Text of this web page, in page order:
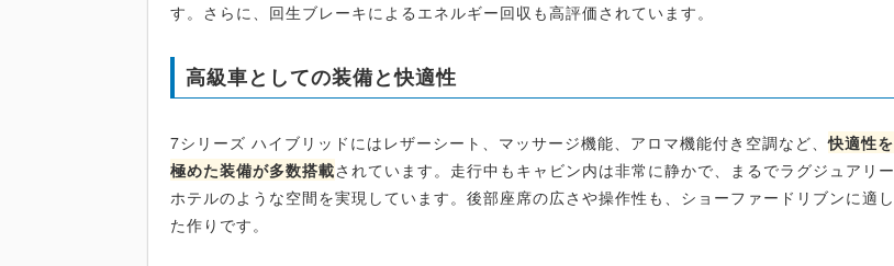
す。さらに、回生ブレーキによるエネルギー回収も高評価されています。
高級車としての装備と快適性
7シリーズ ハイブリッドにはレザーシート、マッサージ機能、アロマ機能付き空調など、快適性を
極めた装備が多数搭載されています。走行中もキャビン内は非常に静かで、まるでラグジュアリー
ホテルのような空間を実現しています。後部座席の広さや操作性も、ショーファードリブンに適し
た作りです。